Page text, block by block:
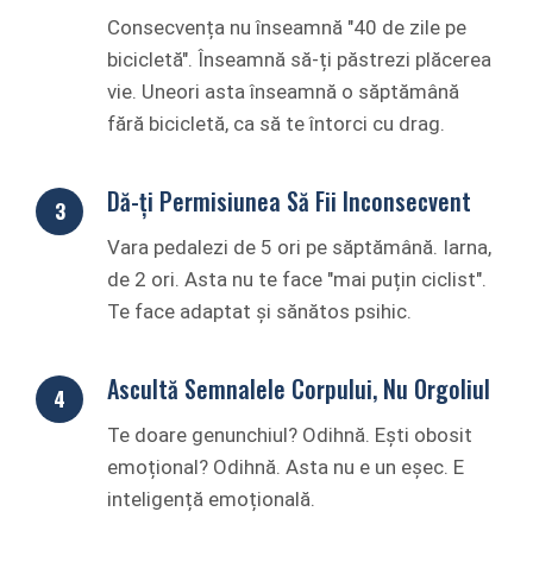
Consecvența nu înseamnă "40 de zile pe
bicicletă". Înseamnă să-ți păstrezi plăcerea
vie. Uneori asta înseamnă o săptămână
fără bicicletă, ca să te întorci cu drag.
Dă-ți Permisiunea Să Fii Inconsecvent
Vara pedalezi de 5 ori pe săptămână. Iarna,
de 2 ori. Asta nu te face "mai puțin ciclist".
Te face adaptat și sănătos psihic.
Ascultă Semnalele Corpului, Nu Orgoliul
Te doare genunchiul? Odihnă. Ești obosit
emoțional? Odihnă. Asta nu e un eșec. E
inteligență emoțională.